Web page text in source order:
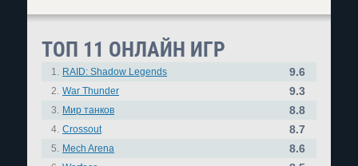
ТОП 11 ОНЛАЙН ИГР
1. RAID: Shadow Legends 9.6
2. War Thunder 9.3
3. Мир танков 8.8
4. Crossout 8.7
5. Mech Arena 8.6